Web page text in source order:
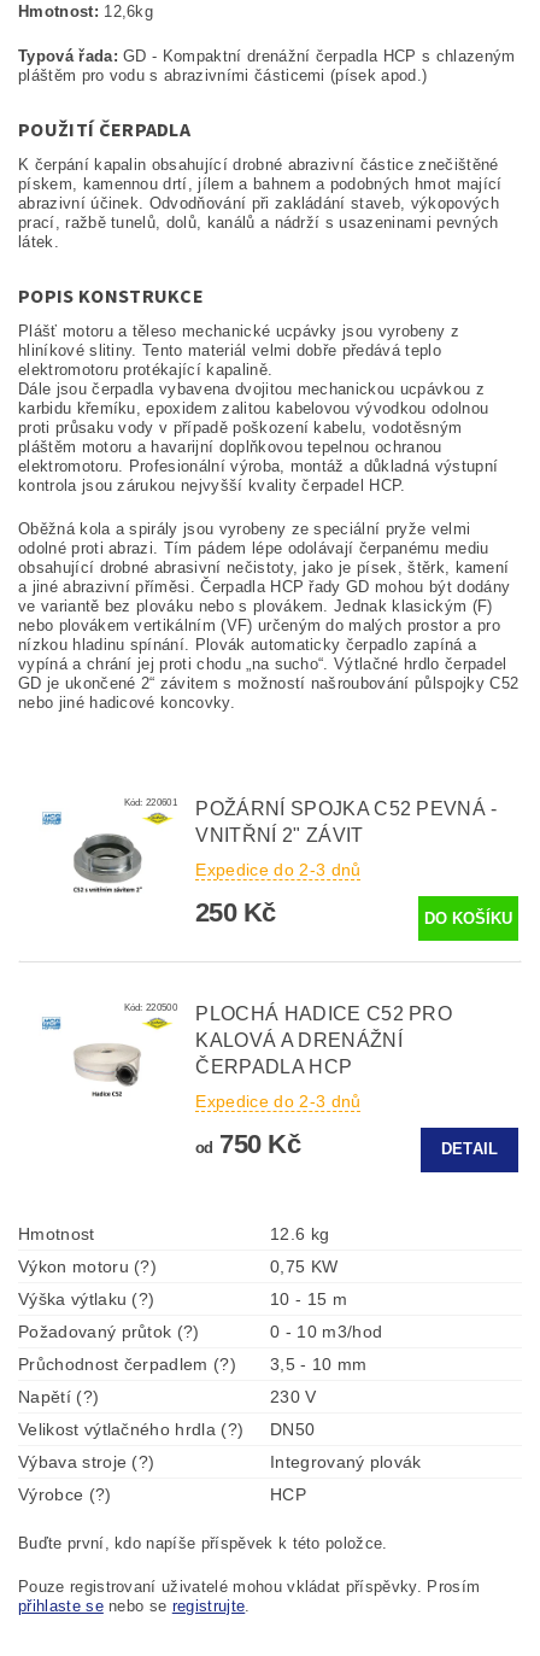
Hmotnost: 12,6kg
Typová řada:GD - Kompaktní drenážní čerpadla HCP s chlazeným
pláštěm pro vodu s abrazivními částicemi (písek apod.)
POUŽITÍ ČERPADLA
K čerpání kapalin obsahující drobné abrazivní částice znečištěné
pískem, kamennou drtí, jílem a bahnem a podobných hmot mající
abrazivní účinek. Odvodňování při zakládání staveb, výkopových
prací, ražbě tunelů, dolů, kanálů a nádrží s usazeninami pevných
látek.
POPIS KONSTRUKCE
Plášť motoru a těleso mechanické ucpávky jsou vyrobeny z
hliníkové slitiny. Tento materiál velmi dobře předává teplo
elektromotoru protékající kapalině.
Dále jsou čerpadla vybavena dvojitou mechanickou ucpávkou z
karbidu křemíku, epoxidem zalitou kabelovou vývodkou odolnou
proti průsaku vody v případě poškození kabelu, vodotěsným
pláštěm motoru a havarijní doplňkovou tepelnou ochranou
elektromotoru. Profesionální výroba, montáž a důkladná výstupní
kontrola jsou zárukou nejvyšší kvality čerpadel HCP.
Oběžná kola a spirály jsou vyrobeny ze speciální pryže velmi
odolné proti abrazi. Tím pádem lépe odolávají čerpanému mediu
obsahující drobné abrasivní nečistoty, jako je písek, štěrk, kamení
a jiné abrazivní příměsi. Čerpadla HCP řady GD mohou být dodány
ve variantě bez plováku nebo s plovákem. Jednak klasickým (F)
nebo plovákem vertikálním (VF) určeným do malých prostor a pro
nízkou hladinu spínání. Plovák automaticky čerpadlo zapíná a
vypíná a chrání jej proti chodu „na sucho“. Výtlačné hrdlo čerpadel
GD je ukončené 2“ závitem s možností našroubování půlspojky C52
nebo jiné hadicové koncovky.
Kód:220601
POŽÁRNÍ SPOJKA C52 PEVNÁ -
VNITŘNÍ 2" ZÁVIT
Expedice do 2-3 dnů
250 Kč
Kód:220500
PLOCHÁ HADICE C52 PRO
KALOVÁ A DRENÁŽNÍ
ČERPADLA HCP
Expedice do 2-3 dnů
od 750 Kč DETAIL
Hmotnost
12.6 kg
Výkon motoru (?)
0,75 KW
Výška výtlaku (?)
10 - 15 m
Požadovaný průtok (?)
0 - 10 m3/hod
Průchodnost čerpadlem (?)
3,5 - 10 mm
Napětí (?)
230 V
Velikost výtlačného hrdla (?)
DN50
Výbava stroje (?)
Integrovaný plovák
Výrobce (?)
HCP
Buďte první, kdo napíše příspěvek k této položce.
Pouze registrovaní uživatelé mohou vkládat příspěvky. Prosím
přihlaste senebo se registrujte